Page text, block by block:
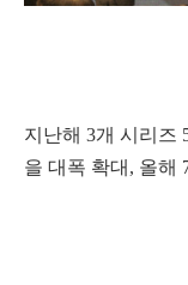
지난해 3개 시리즈
을 대폭 확대, 올해